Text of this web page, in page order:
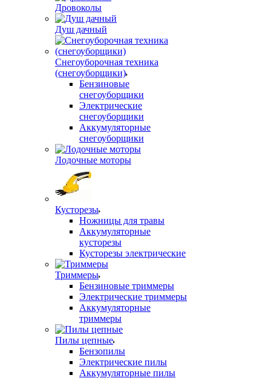
Дровоколы
Душ дачный
Снегоуборочная техника
(снегоуборщики)
Бензиновые
снегоуборщики
Электрические
снегоуборщики
Аккумуляторные
снегоуборщики
Лодочные моторы
Кусторезы
Ножницы для травы
Аккумуляторные
кусторезы
Кусторезы электрические
Триммеры
Бензиновые триммеры
Электрические триммеры
Аккумуляторные
триммеры
Пилы цепные
Бензопилы
Электрические пилы
Аккумуляторные пилы